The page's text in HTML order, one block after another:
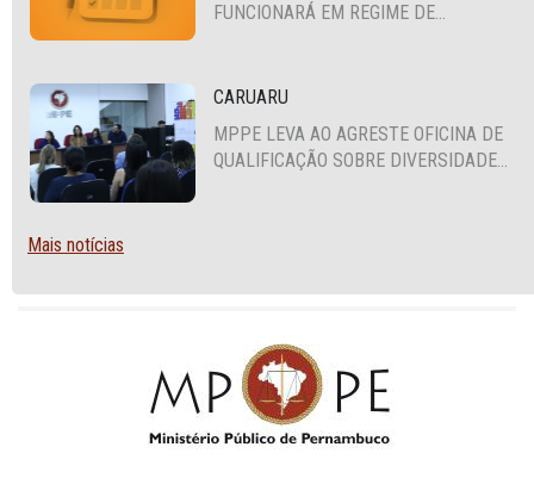
FUNCIONARÁ EM REGIME DE
CARUARU
MPPE LEVA AO AGRESTE OFICINA DE
QUALIFICAÇÃO SOBRE DIVERSIDADE
Mais notícias